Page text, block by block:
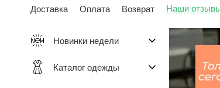
Доставка Оплата Возврат Наши
Новинки недели
Каталог одежды